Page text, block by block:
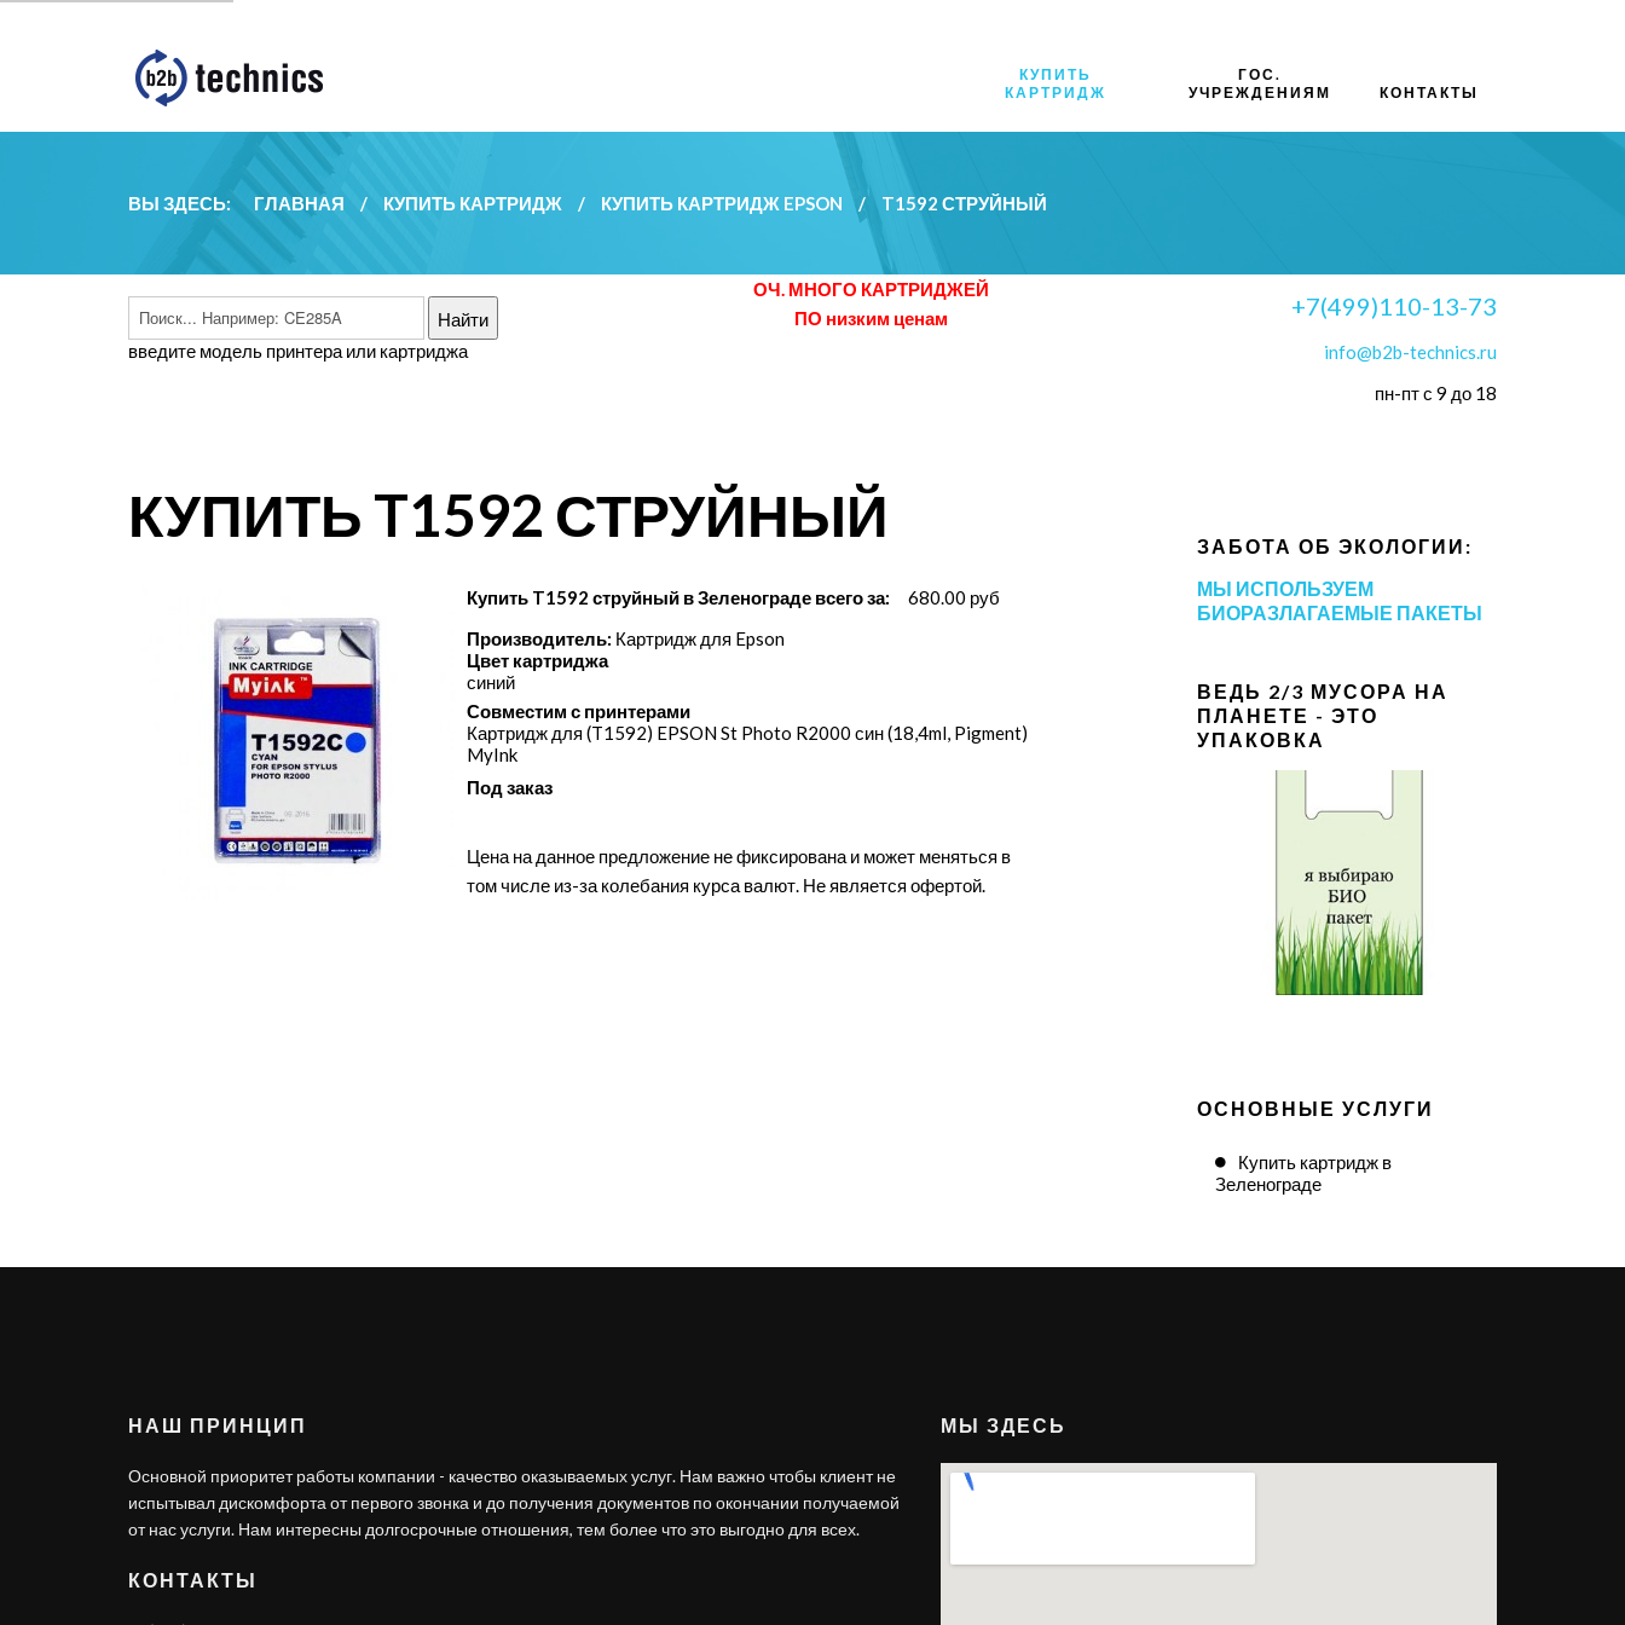
КУПИТЬ
КАРТРИДЖ
ГОС.
УЧРЕЖДЕНИЯМ
КОНТАКТЫ
ВЫ ЗДЕСЬ: ГЛАВНАЯ / КУПИТЬ КАРТРИДЖ / КУПИТЬ КАРТРИДЖ EPSON / T1592 СТРУЙНЫЙ
введите модель принтера или картриджа
ОЧ. МНОГО КАРТРИДЖЕЙ
ПО низким ценам
+7(499)110-13-73
info@b2b-technics.ru
пн-пт с 9 до 18
КУПИТЬ T1592 СТРУЙНЫЙ
Купить T1592 струйный в Зеленограде всего за:
680.00 руб
Производитель: Картридж для Epson
Цвет картриджа
синий
Совместим с принтерами
Картридж для (T1592) EPSON St Photo R2000 син (18,4ml, Pigment)
MyInk
Под заказ
Цена на данное предложение не фиксирована и может меняться в
том числе из-за колебания курса валют. Не является офертой.
ЗАБОТА ОБ ЭКОЛОГИИ:
МЫ ИСПОЛЬЗУЕМ
БИОРАЗЛАГАЕМЫЕ ПАКЕТЫ
ВЕДЬ 2/3 МУСОРА НА
ПЛАНЕТЕ - ЭТО
УПАКОВКА
ОСНОВНЫЕ УСЛУГИ
Купить картридж в
Зеленограде
НАШ ПРИНЦИП
Основной приоритет работы компании - качество оказываемых услуг. Нам важно чтобы клиент не
испытывал дискомфорта от первого звонка и до получения документов по окончании получаемой
от нас услуги. Нам интересны долгосрочные отношения, тем более что это выгодно для всех.
КОНТАКТЫ
МЫ ЗДЕСЬ